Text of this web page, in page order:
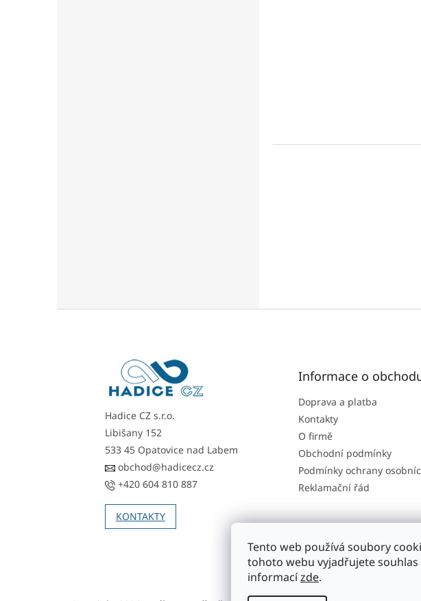
Tento web používá soubory
tohoto webu vyjadřujete souhlas
informacízde.
Hadice CZ s.r.o.
Libišany 152
533 45 Opatovice nad Labem
obchod@hadicecz.cz
+420 604 810 887
KONTAKTY
Informace o
Doprava a platba
Kontakty
O firmě
Obchodní podmínky
Podmínky ochrany
Reklamační řád